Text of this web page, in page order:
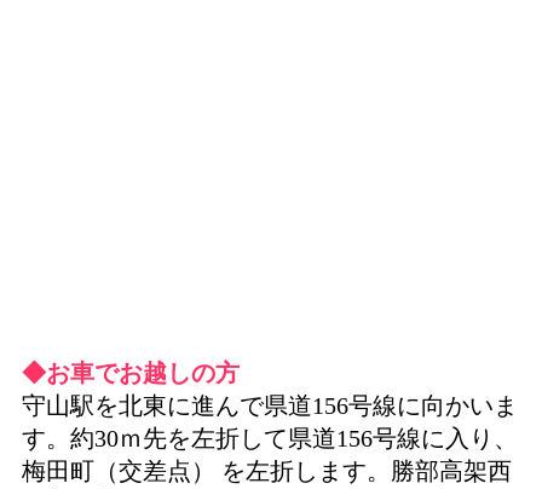
◆お車でお越しの方
守山駅を北東に進んで県道156号線に向かいま
す。約30ｍ先を左折して県道156号線に入り、
梅田町（交差点） を左折します。勝部高架西